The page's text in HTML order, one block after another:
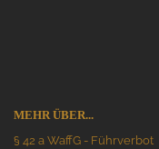
MEHR ÜBER...
§ 42 a WaffG - Führverbot